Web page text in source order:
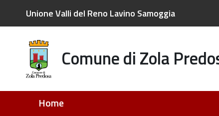
Unione Valli del Reno Lavino Samoggia
Comune di Zola
Home